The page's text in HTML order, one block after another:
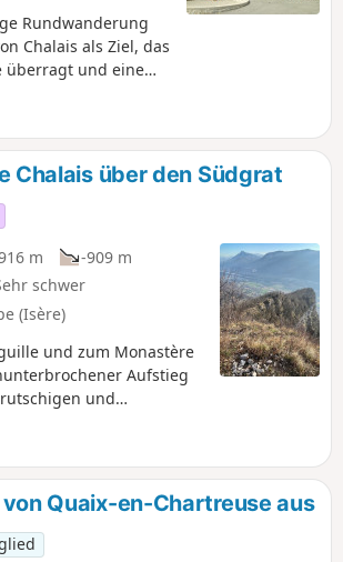
Rundwanderung
Chalais als Ziel, das
überragt und eine
dem Auto über
darstellt. Die
de Chalais
Bellevue sind
Chalais über den Südgrat
m
-909 m
schwer
(Isère)
und zum Monastère
Aufstieg
und
von Quaix-en-Chartreuse aus